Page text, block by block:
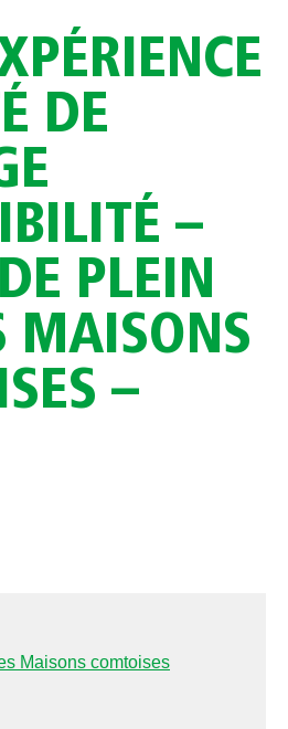
DE
–
PLEIN
MAISONS
–
Maisons comtoises